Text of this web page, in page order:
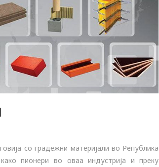
со градежни материјали во Република
пионери во оваа индустрија и преку